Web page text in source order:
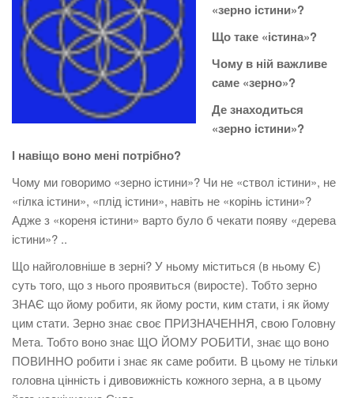
«зерно істини»?
Що таке «істина»?
Чому в ній важливе
саме «зерно»?
Де знаходиться
«зерно істини»?
І навіщо воно мені потрібно?
Чому ми говоримо «зерно істини»? Чи не «ствол істини», не
«гілка істини», «плід істини», навіть не «корінь істини»?
Адже з «кореня істини» варто було б чекати появу «дерева
істини»? ..
Що найголовніше в зерні? У ньому міститься (в ньому Є)
суть того, що з нього проявиться (виросте). Тобто зерно
ЗНАЄ що йому робити, як йому рости, ким стати, і як йому
цим стати. Зерно знає своє ПРИЗНАЧЕННЯ, свою Головну
Мета. Тобто воно знає ЩО ЙОМУ РОБИТИ, знає що воно
ПОВИННО робити і знає як саме робити. В цьому не тільки
головна цінність і дивовижність кожного зерна, а в цьому